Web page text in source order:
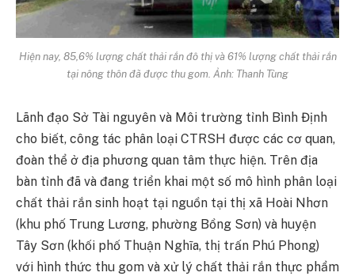
Hiện nay, 85,6% lượng chất thải rắn đô thị và 61% lượng chất thải rắn
tại nông thôn đã được thu gom. Ảnh: Thanh Tùng
Lãnh đạo Sở Tài nguyên và Môi trường tỉnh Bình Định
cho biết, công tác phân loại CTRSH được các cơ quan,
đoàn thể ở địa phương quan tâm thực hiện. Trên địa
bàn tỉnh đã và đang triển khai một số mô hình phân loại
chất thải rắn sinh hoạt tại nguồn tại thị xã Hoài Nhơn
(khu phố Trung Lương, phường Bồng Sơn) và huyện
Tây Sơn (khối phố Thuận Nghĩa, thị trấn Phú Phong)
với hình thức thu gom và xử lý chất thải rắn thực phẩm